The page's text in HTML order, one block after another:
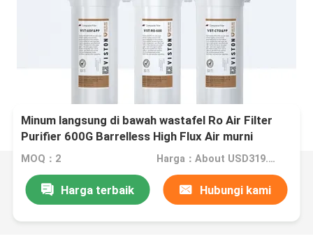
Minum langsung di bawah wastafel Ro Air Filter
Purifier 600G Barrelless High Flux Air murni
MOQ：2 Harga：About USD319.6 varying on quantity,negotiable
Harga terbaik Hubungi kami